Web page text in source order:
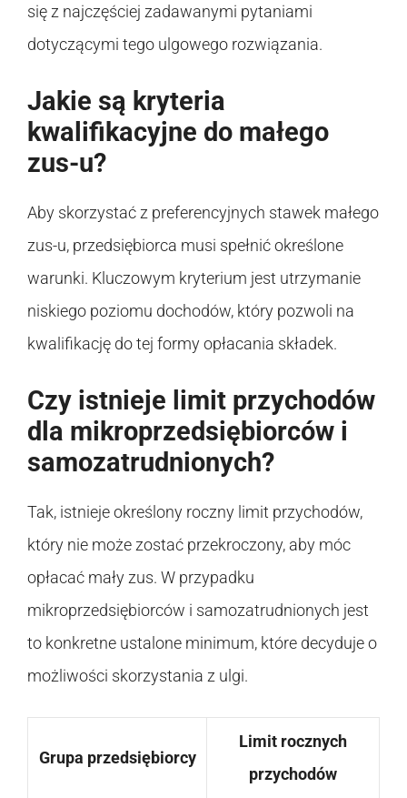
się z najczęściej zadawanymi pytaniami
dotyczącymi tego ulgowego rozwiązania.
Jakie są kryteria
kwalifikacyjne do małego
zus-u?
Aby skorzystać z preferencyjnych stawek małego
zus-u, przedsiębiorca musi spełnić określone
warunki. Kluczowym kryterium jest utrzymanie
niskiego poziomu dochodów, który pozwoli na
kwalifikację do tej formy opłacania składek.
Czy istnieje limit przychodów
dla mikroprzedsiębiorców i
samozatrudnionych?
Tak, istnieje określony roczny limit przychodów,
który nie może zostać przekroczony, aby móc
opłacać mały zus. W przypadku
mikroprzedsiębiorców i samozatrudnionych jest
to konkretne ustalone minimum, które decyduje o
możliwości skorzystania z ulgi.
Grupa przedsiębiorcy
Limit rocznych
przychodów